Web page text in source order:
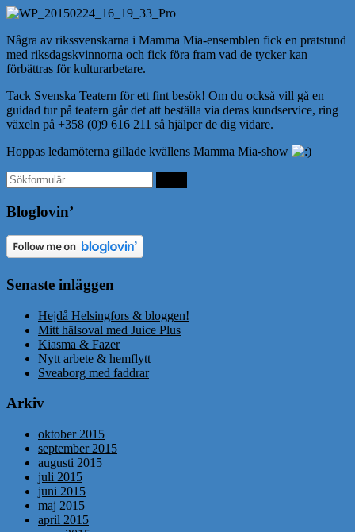
Några av rikssvenskarna i Mamma Mia-ensemblen fick en pratstund
med riksdagskvinnorna och fick föra fram vad de tycker kan
förbättras för kulturarbetare.
Tack Svenska Teatern för ett fint besök! Om du också vill gå en
guidad tur på teatern går det att beställa via deras kundservice, ring
växeln på +358 (0)9 616 211 så hjälper de dig vidare.
Hoppas ledamöterna gillade kvällens Mamma Mia-show
Bloglovin’
Senaste inläggen
Hejdå Helsingfors & bloggen!
Mitt hälsoval med Juice Plus
Kiasma & Fazer
Nytt arbete & hemflytt
Sveaborg med faddrar
Arkiv
oktober 2015
september 2015
augusti 2015
juli 2015
juni 2015
maj 2015
april 2015